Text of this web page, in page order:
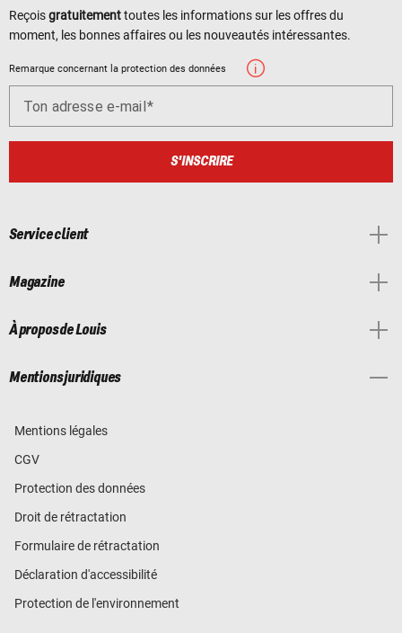
Reçoisgratuitementtoutes les informations sur les offres du
moment, les bonnes affaires ou les nouveautés intéressantes.
Remarque concernant la protection des données
Ton adresse e-mail
S'INSCRIRE
Service client
Magazine
À propos de Louis
Mentions juridiques
Mentions légales
CGV
Protection des données
Droit de rétractation
Formulaire de rétractation
Déclaration d'accessibilité
Protection de l'environnement